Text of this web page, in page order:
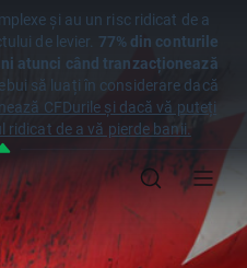
și au un risc ridicat de a
de levier. 77% din conturile
atunci când tranzacționează
să luați în considerare dacă
CFDurile și dacă vă puteți
de a vă pierde banii.